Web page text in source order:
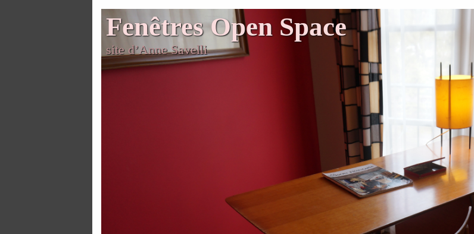
Fenêtres Open Space
site d’Anne Savelli